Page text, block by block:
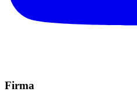
Firma